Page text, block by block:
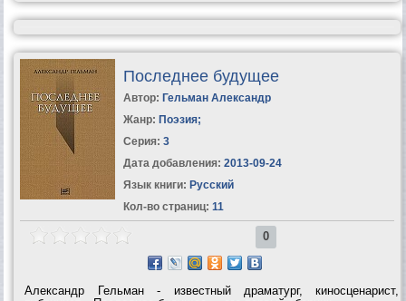
Последнее будущее
Автор: Гельман Александр
Жанр: Поэзия;
Серия: 3
Дата добавления: 2013-09-24
Язык книги: Русский
Кол-во страниц: 11
0
Александр Гельман - известный драматург, киносценарист,